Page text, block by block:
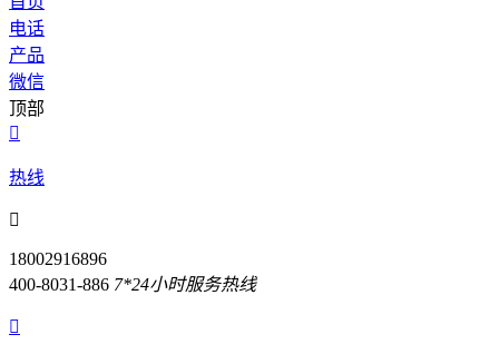
电话
产品
微信
顶部

热线

18002916896
400-8031-886 7*24小时服务热线
